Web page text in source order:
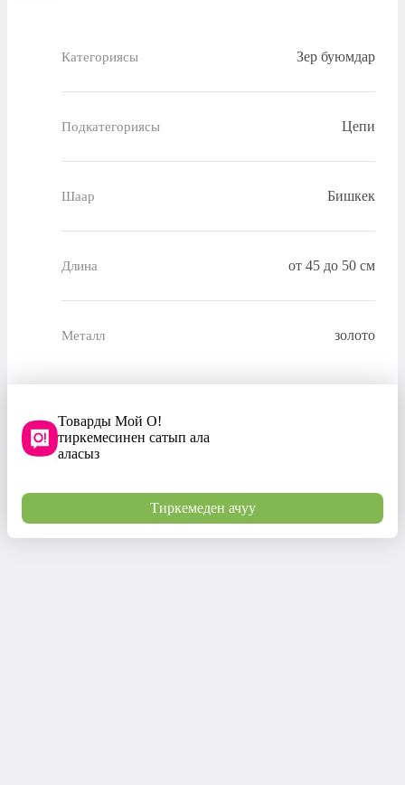
Категориясы Зер буюмдар
Подкатегориясы Цепи
Шаар Бишкек
Длина от 45 до 50 см
Металл золото
Товарды Мой О!
тиркемесинен сатып ала
аласыз
Тиркемеден ачуу